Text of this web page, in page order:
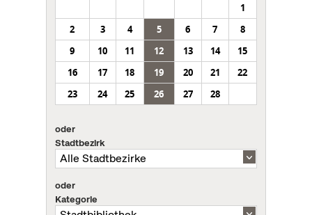
1
2
3 4 5 6 7
8
9
10 11 12 13 14
15
16
17 18 19 20 21
22
23
24 25 26 27 28
oder
Stadtbezirk
oder
Kategorie